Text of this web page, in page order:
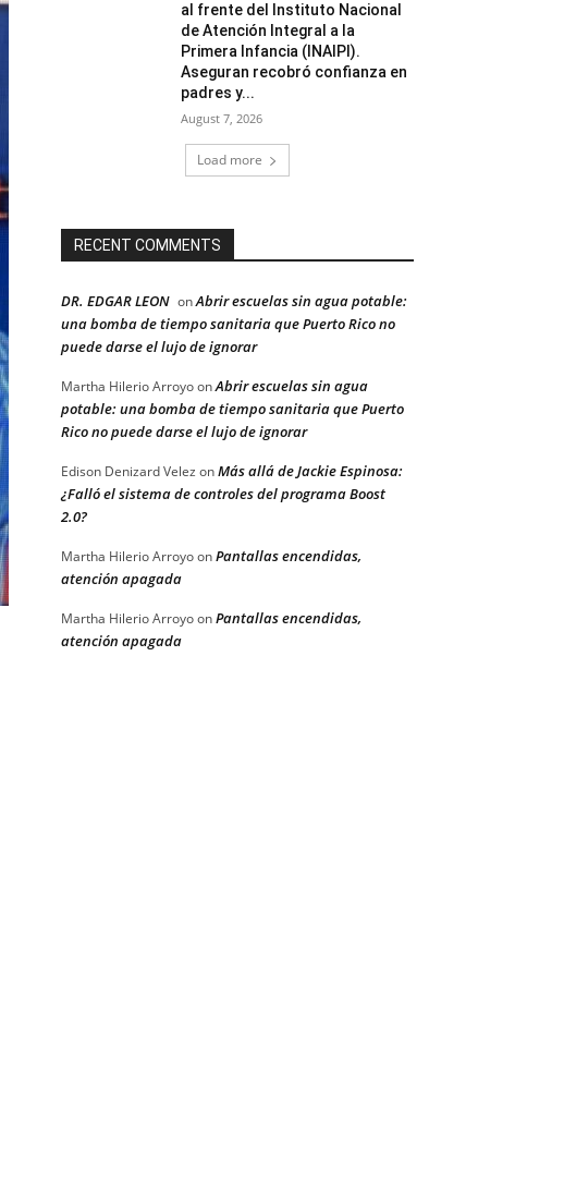
al frente del Instituto Nacional
de Atención Integral a la
Primera Infancia (INAIPI).
Aseguran recobró confianza en
padres y...
August 7, 2026
Load more
RECENT COMMENTS
DR. EDGAR LEON onAbrir escuelas sin agua potable:
una bomba de tiempo sanitaria que Puerto Rico no
puede darse el lujo de ignorar
Martha Hilerio ArroyoonAbrir escuelas sin agua
potable: una bomba de tiempo sanitaria que Puerto
Rico no puede darse el lujo de ignorar
Edison Denizard Velez onMás allá de Jackie Espinosa:
¿Falló el sistema de controles del programa Boost
2.0?
Martha Hilerio ArroyoonPantallas encendidas,
atención apagada
Martha Hilerio ArroyoonPantallas encendidas,
atención apagada